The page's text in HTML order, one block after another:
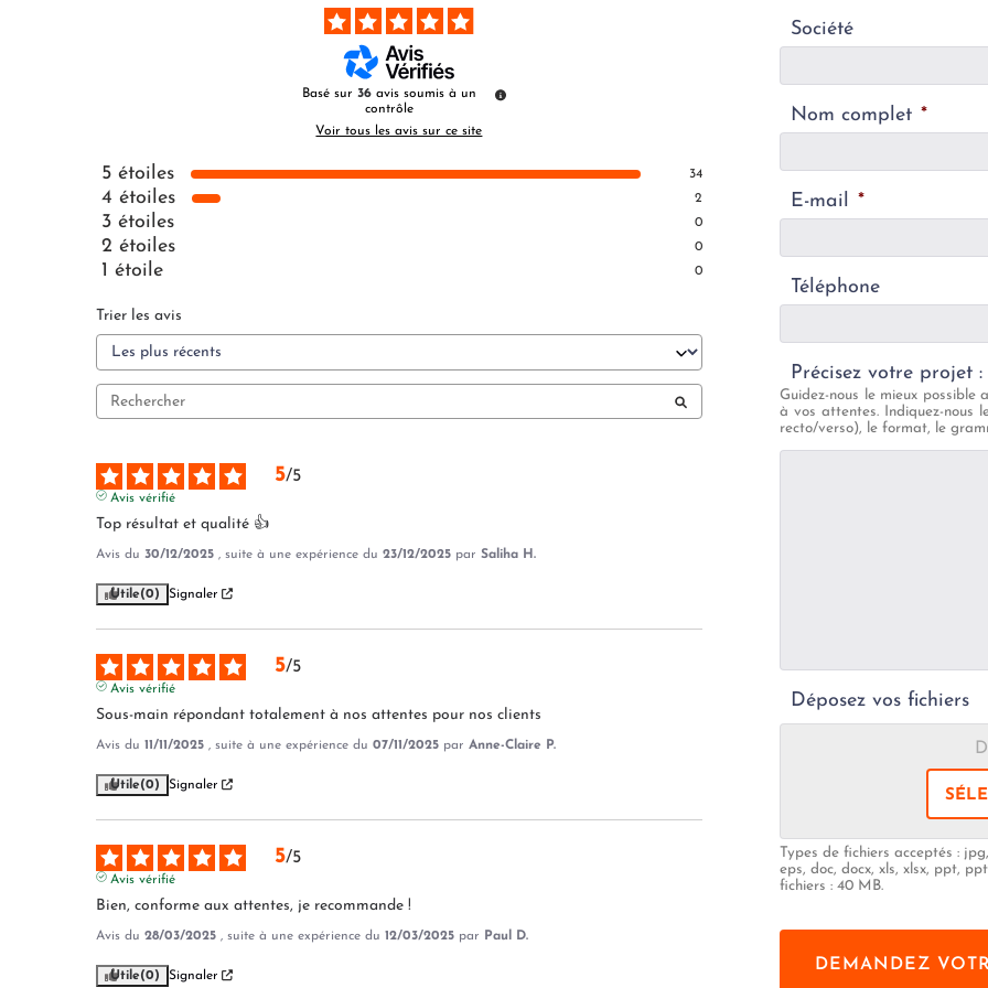
Basé sur 36 avis soumis à un
contrôle
Voir tous les avis sur ce site
5 étoiles 34
4 étoiles 2
3 étoiles 0
2 étoiles 0
1 étoile 0
Trier les avis
5/5
Avis vérifié
Top résultat et qualité 👍
Avis du 30/12/2025 , suite à une expérience du 23/12/2025 par Saliha H.
Utile(0) Signaler
5/5
Avis vérifié
Sous-main répondant totalement à nos attentes pour nos clients
Avis du 11/11/2025 , suite à une expérience du 07/11/2025 par Anne-Claire P.
Utile(0) Signaler
5/5
Avis vérifié
Bien, conforme aux attentes, je recommande !
Avis du 28/03/2025 , suite à une expérience du 12/03/2025 par Paul D.
Utile(0) Signaler
Société
Nom complet *
E-mail *
Téléphone
Précisez votre projet
Guidez-nous le mieux
à vos attentes. Indiquez-nous
recto/verso), le format, le
Déposez vos fichiers
Types de fichiers acceptés :
eps, doc, docx, xls, xlsx, ppt,
fichiers : 40 MB.